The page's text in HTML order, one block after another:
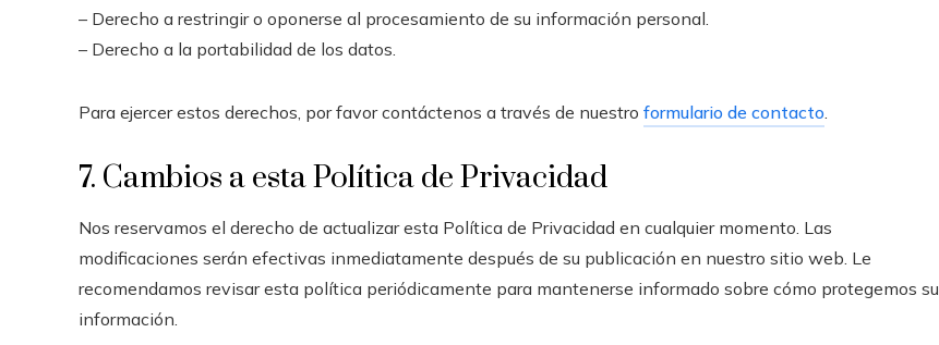
– Derecho a restringir o oponerse al procesamiento de su información personal.
– Derecho a la portabilidad de los datos.
Para ejercer estos derechos, por favor contáctenos a través de nuestro formulario de contacto.
7. Cambios a esta Política de Privacidad
Nos reservamos el derecho de actualizar esta Política de Privacidad en cualquier momento. Las
modificaciones serán efectivas inmediatamente después de su publicación en nuestro sitio web. Le
recomendamos revisar esta política periódicamente para mantenerse informado sobre cómo protegemos su
información.